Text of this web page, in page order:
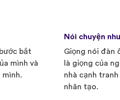
bắt
mình và
mình.
Nói chuyện
Giọng nói đàn
là giọng của
nhà cạnh
nhân tạo.